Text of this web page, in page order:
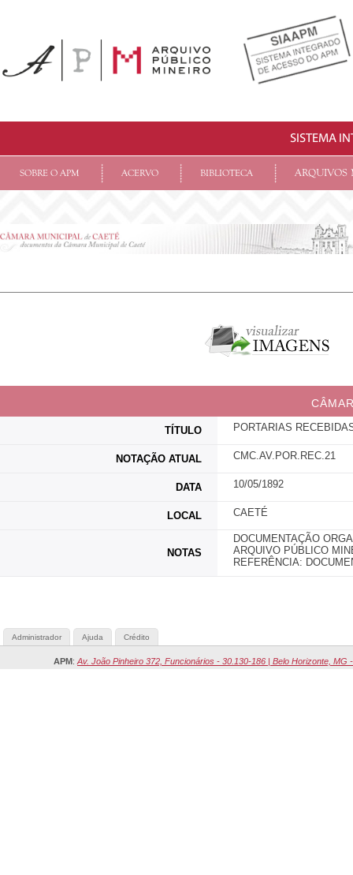
SISTEMA
SOBRE O APM ACERVO BIBLIOTECA ARQUIVOS
TÍTULO PORTARIAS
NOTAÇÃO ATUAL CMC.AV.POR.REC.21
DATA 10/05/1892
LOCAL CAETÉ
NOTAS
DOCUMENTAÇÃO
ARQUIVO PÚBLICO
REFERÊNCIA:
Administrador Ajuda Crédito
APM: Av. João Pinheiro 372, Funcionários - 30.130-186 | Belo Horizonte, MG